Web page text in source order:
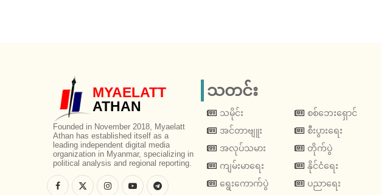
MYAELATT
ATHAN
Founded in November 2018, Myaelatt
Athan has established itself as a
leading independent digital media
organization in Myanmar, specializing in
political analysis and regional reporting.
သတင်း
သမိုင်း
အင်တာဗျူး
အလုပ်သမား
ကျမ်းမာရေး
ရွေးကောက်ပွဲ
စစ်ဘေးရှောင်
စီးပွားရေး
တိုက်ပွဲ
နိုင်ငံရေး
ပညာရေး